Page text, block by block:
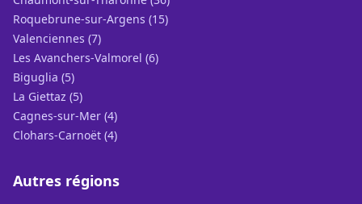
Roquebrune-sur-Argens (15)
Valenciennes (7)
Les Avanchers-Valmorel (6)
Biguglia (5)
La Giettaz (5)
Cagnes-sur-Mer (4)
Clohars-Carnoët (4)
Autres régions